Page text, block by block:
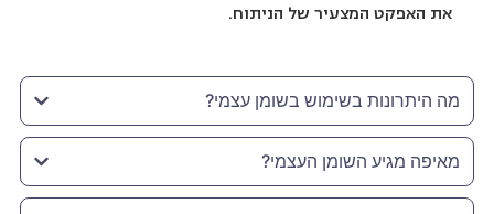
את האפקט המצעיר של הניתוח.
מה היתרונות בשימוש בשומן עצמי?
מאיפה מגיע השומן העצמי?